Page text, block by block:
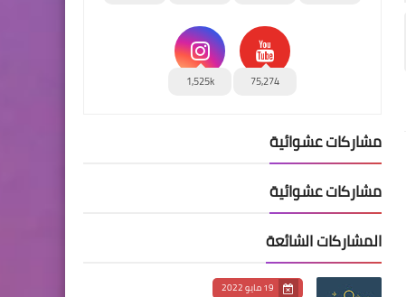
75,274
1,525k
مشاركات عشوائية
مشاركات عشوائية
المشاركات الشائعة
19 مايو 2022